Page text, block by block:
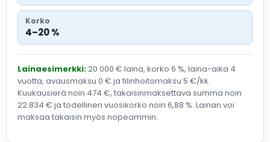
Korko
4–20 %
Lainaesimerkki:20 000 € laina, korko 6 %, laina-aika 4
vuotta, avausmaksu 0 € ja tilinhoitomaksu 5 €/kk.
Kuukausierä noin 474 €, takaisinmaksettava summa noin
22 834 € ja todellinen vuosikorko noin 6,88 %. Lainan voi
maksaa takaisin myös nopeammin.